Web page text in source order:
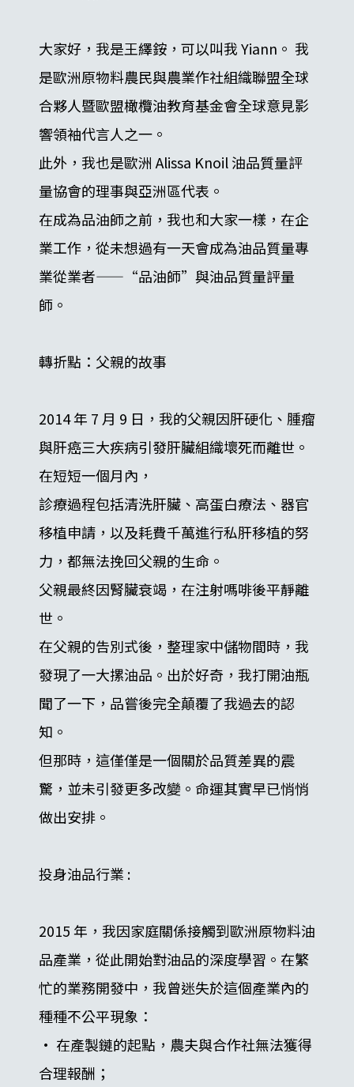
大家好，我是王繹銨，可以叫我 Yiann。 我
是歐洲原物料農民與農業作社組織聯盟全球
合夥人暨歐盟橄欖油教育基金會全球意見影
響領袖代言人之一。
此外，我也是歐洲 Alissa Knoil 油品質量評
量協會的理事與亞洲區代表。
在成為品油師之前，我也和大家一樣，在企
業工作，從未想過有一天會成為油品質量專
業從業者——“品油師”與油品質量評量
師。
轉折點：父親的故事
2014 年 7 月 9 日，我的父親因肝硬化、腫瘤
與肝癌三大疾病引發肝臟組織壞死而離世。
在短短一個月內，
診療過程包括清洗肝臟、高蛋白療法、器官
移植申請，以及耗費千萬進行私肝移植的努
力，都無法挽回父親的生命。
父親最終因腎臟衰竭，在注射嗎啡後平靜離
世。
在父親的告別式後，整理家中儲物間時，我
發現了一大摞油品。出於好奇，我打開油瓶
聞了一下，品嘗後完全顛覆了我過去的認
知。
但那時，這僅僅是一個關於品質差異的震
驚，並未引發更多改變。命運其實早已悄悄
做出安排。
投身油品行業 :
2015 年，我因家庭關係接觸到歐洲原物料油
品產業，從此開始對油品的深度學習。在繁
忙的業務開發中，我曾迷失於這個產業內的
種種不公平現象：
• 在產製鏈的起點，農夫與合作社無法獲得
合理報酬；